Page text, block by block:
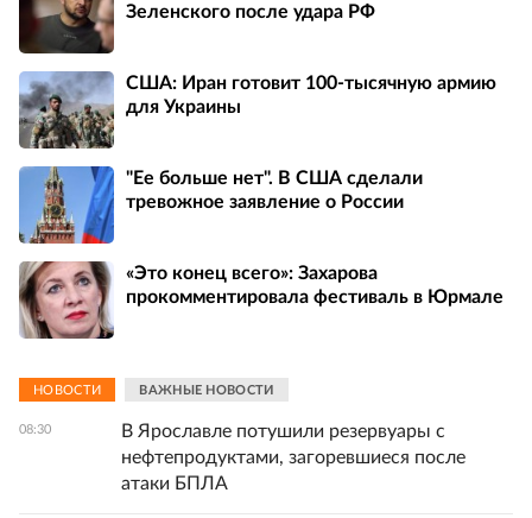
Зеленского после удара РФ
США: Иран готовит 100-тысячную армию
для Украины
"Ее больше нет". В США сделали
тревожное заявление о России
«Это конец всего»: Захарова
прокомментировала фестиваль в Юрмале
НОВОСТИ ВАЖНЫЕ НОВОСТИ
08:30
В Ярославле потушили резервуары с
нефтепродуктами, загоревшиеся после
атаки БПЛА